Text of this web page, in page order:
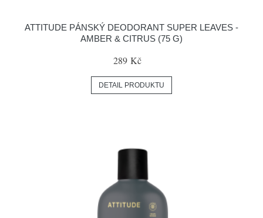
ATTITUDE PÁNSKÝ DEODORANT SUPER LEAVES -
AMBER & CITRUS (75 G)
289 Kč
DETAIL PRODUKTU